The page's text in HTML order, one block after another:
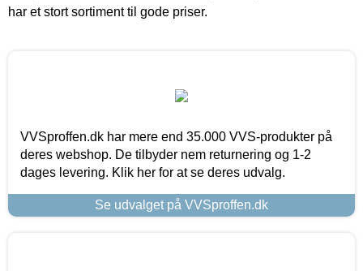
har et stort sortiment til gode priser.
VVSproffen.dk har mere end 35.000 VVS-produkter på
deres webshop. De tilbyder nem returnering og 1-2
dages levering. Klik her for at se deres udvalg.
Se udvalget på VVSproffen.dk